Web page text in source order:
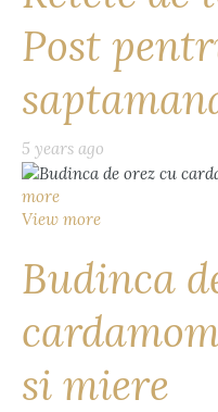
Post
5 years ago
more
View more
Budinca
si miere